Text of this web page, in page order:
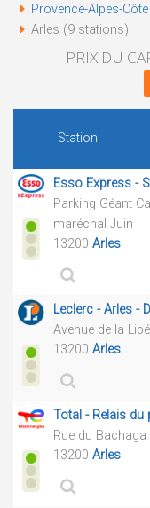
Provence-Alpes-
Arles (9 stations)
PRIX DU
Station
Esso Express -
Parking Géant
maréchal Juin
13200 Arles
Leclerc - Arles -
Avenue de la
13200 Arles
Total - Relais du
Rue du
13200 Arles